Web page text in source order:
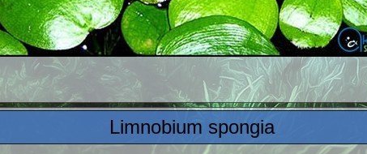
Limnobium spongia